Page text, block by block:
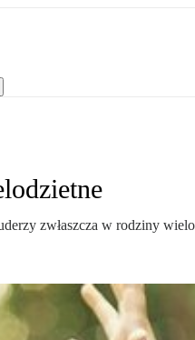
zwłaszcza w rodziny